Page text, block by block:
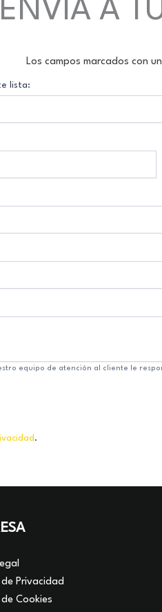
ENVÍA A
Los campos marcados con
lista:
equipo de atención al cliente le
.
Privacidad
Cookies